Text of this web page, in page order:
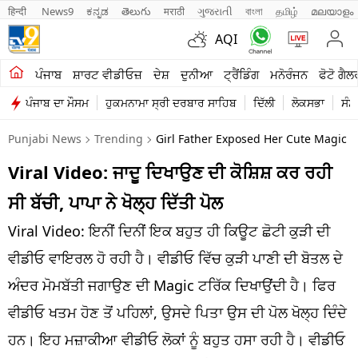
हिन्दी News9 ಕನ್ನಡ తెలుగు मराठी ગુજરાતી বাংলা தமிழ் മലയാളം
AQI
ਪੰਜਾਬ ਸ਼ਾਰਟ ਵੀਡੀਓਜ਼ ਦੇਸ਼ ਦੁਨੀਆ ਟ੍ਰੈਂਡਿੰਗ ਮਨੋਰੰਜਨ ਫੋਟੋ
ਪੰਜਾਬ ਦਾ ਮੌਸਮ ਹੁਕਮਨਾਮਾ ਸ੍ਰੀ ਦਰਬਾਰ ਸਾਹਿਬ ਦਿੱਲੀ ਲੋਕਸਭਾ
ਖੇਤੀਬਾੜੀ
ਸ਼ਾਰਟ ਵੀਡੀਓਜ਼
ਕਾਰੋਬਾਰ
ਕਰਿਅਰ
ਦੇਸ਼
ਲਾਈਫ ਸਟਾਈਲ
Punjabi News Trending Girl Father Exposed Her Cute Magic
Viral Video: ਜਾਦੂ ਦਿਖਾਉਣ ਦੀ ਕੋਸ਼ਿਸ਼ ਕਰ ਰਹੀ
ਸੀ ਬੱਚੀ, ਪਾਪਾ ਨੇ ਖੋਲ੍ਹ ਦਿੱਤੀ ਪੋਲ
Viral Video: ਇਨੀਂ ਦਿਨੀਂ ਇਕ ਬਹੁਤ ਹੀ ਕਿਊਟ ਛੋਟੀ ਕੁੜੀ ਦੀ
ਵੀਡੀਓ ਵਾਇਰਲ ਹੋ ਰਹੀ ਹੈ। ਵੀਡੀਓ ਵਿੱਚ ਕੁੜੀ ਪਾਣੀ ਦੀ ਬੋਤਲ ਦੇ
ਅੰਦਰ ਮੋਮਬੱਤੀ ਜਗਾਉਣ ਦੀ Magic ਟਰਿੱਕ ਦਿਖਾਉਂਦੀ ਹੈ। ਫਿਰ
ਵੀਡੀਓ ਖਤਮ ਹੋਣ ਤੋਂ ਪਹਿਲਾਂ, ਉਸਦੇ ਪਿਤਾ ਉਸ ਦੀ ਪੋਲ ਖੋਲ੍ਹ ਦਿੰਦੇ
ਹਨ। ਇਹ ਮਜ਼ਾਕੀਆ ਵੀਡੀਓ ਲੋਕਾਂ ਨੂੰ ਬਹੁਤ ਹਸਾ ਰਹੀ ਹੈ। ਵੀਡੀਓ